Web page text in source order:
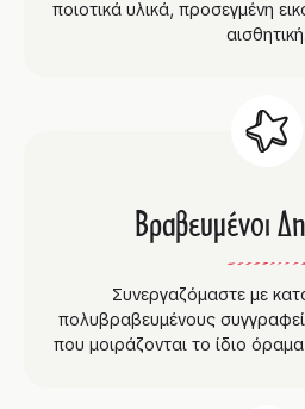
ποιοτικά υλικά, προσεγμένη
αισθητική.
Βραβευμένοι
Συνεργαζόμαστε με
πολυβραβευμένους
που μοιράζονται το ίδιο όραμα